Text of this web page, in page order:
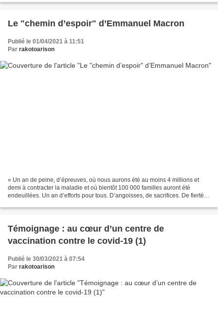
Le "chemin d’espoir" d’Emmanuel Macron
Publié le 01/04/2021 à 11:51
Par rakotoarison
« Un an de peine, d’épreuves, où nous aurons été au moins 4 millions et
demi à contracter la maladie et où bientôt 100 000 familles auront été
endeuillées. Un an d’efforts pour tous. D’angoisses, de sacrifices. De fierté
Témoignage : au cœur d’un centre de
vaccination contre le covid-19 (1)
Publié le 30/03/2021 à 07:54
Par rakotoarison